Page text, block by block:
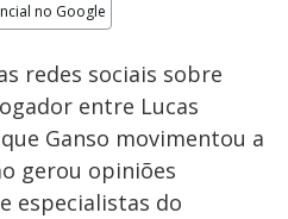
no Google
Prejudicado pela
arbitragem?
Corinthians é
eliminado da Copa
do Brasil
redes sociais sobre
entre Lucas
Ganso movimentou a
gerou opiniões
especialistas do